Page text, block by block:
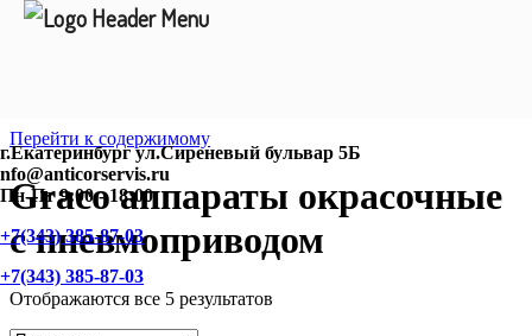
Перейти к содержимому
Graco аппараты окрасочные
с пневмоприводом
Отображаются все 5 результатов
г.Екатеринбург ул.Сиреневый бульвар 5Б
nfo@anticorservis.ru
Пн-Пт 9:00 - 18:00
+7(343) 385-87-03
+7(343) 385-87-03